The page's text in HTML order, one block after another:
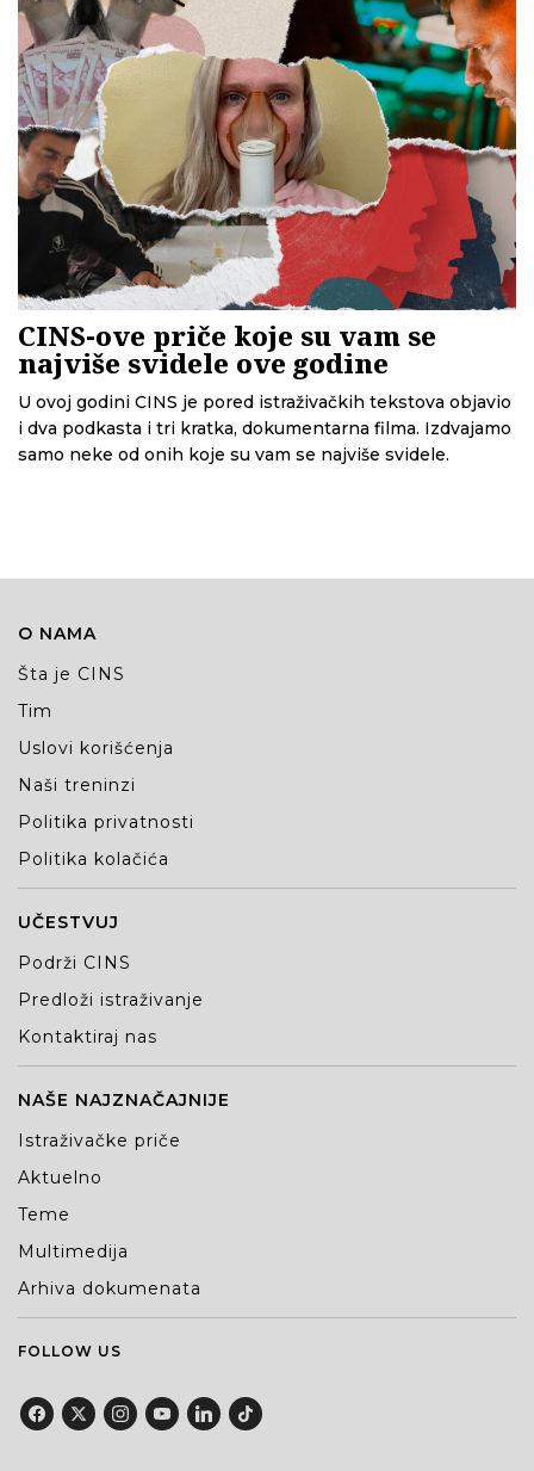
CINS-ove priče koje su vam se
najviše svidele ove godine
U ovoj godini CINS je pored istraživačkih tekstova objavio
i dva podkasta i tri kratka, dokumentarna filma. Izdvajamo
samo neke od onih koje su vam se najviše svidele.
O NAMA
Šta je CINS
Tim
Uslovi korišćenja
Naši treninzi
Politika privatnosti
Politika kolačića
UČESTVUJ
Podrži CINS
Predloži istraživanje
Kontaktiraj nas
NAŠE NAJZNAČAJNIJE
Istraživačke priče
Aktuelno
Teme
Multimedija
Arhiva dokumenata
FOLLOW US